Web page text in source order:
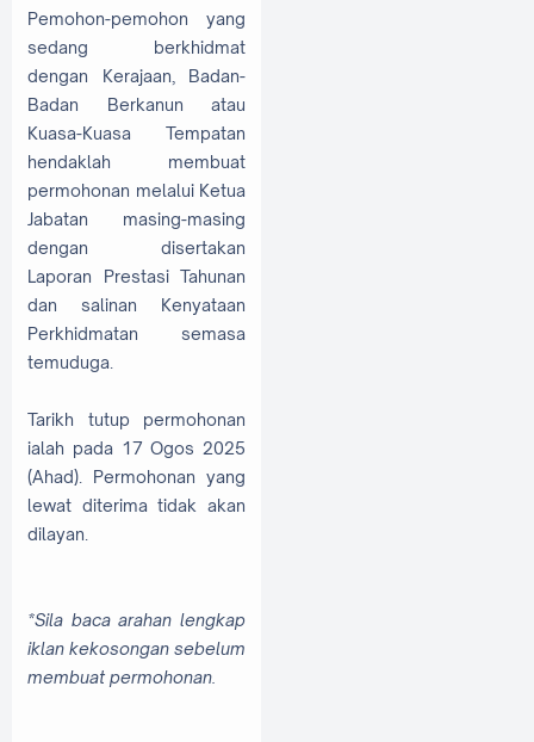
Pemohon-pemohon yang
sedang berkhidmat
dengan Kerajaan, Badan-
Badan Berkanun atau
Kuasa-Kuasa Tempatan
hendaklah membuat
permohonan melalui Ketua
Jabatan masing-masing
dengan disertakan
Laporan Prestasi Tahunan
dan salinan Kenyataan
Perkhidmatan semasa
temuduga.
Tarikh tutup permohonan
ialah pada 17 Ogos 2025
(Ahad). Permohonan yang
lewat diterima tidak akan
dilayan.
*Sila baca arahan lengkap
iklan kekosongan sebelum
membuat permohonan.